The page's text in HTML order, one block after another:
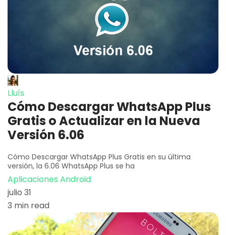
Lluís
Cómo Descargar WhatsApp Plus
Gratis o Actualizar en la Nueva
Versión 6.06
Cómo Descargar WhatsApp Plus Gratis en su última
versión, la 6.06 WhatsApp Plus se ha
Aplicaciones Android
julio 31
3 min read